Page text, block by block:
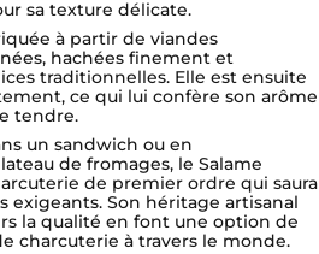
sa texture délicate.
à partir de viandes
hachées finement et
traditionnelles. Elle est ensuite
ce qui lui confère son arôme
tendre.
un sandwich ou en
de fromages, le Salame
de premier ordre qui saura
exigeants. Son héritage artisanal
la qualité en font une option de
charcuterie à travers le monde.